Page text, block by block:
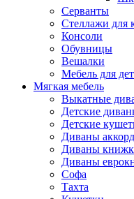
Серванты
Стеллажи для
Консоли
Обувницы
Вешалки
Мебель для
Мягкая мебель
Выкатные
Детские
Детские
Диваны
Диваны
Диваны
Софа
Тахта